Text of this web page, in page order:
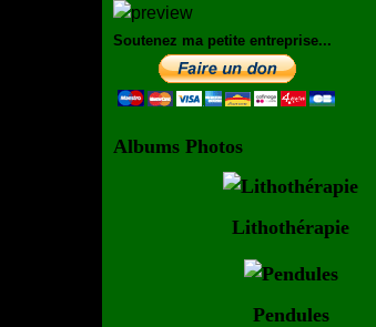
Soutenez ma petite entreprise...
Albums Photos
Lithothérapie
Pendules